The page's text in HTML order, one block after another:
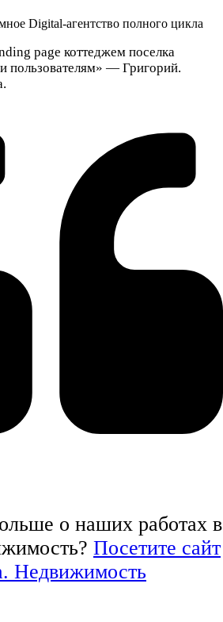
page коттеджем поселка
пользователям» — Григорий.
о наших работах в
Посетите сайт
Недвижимость